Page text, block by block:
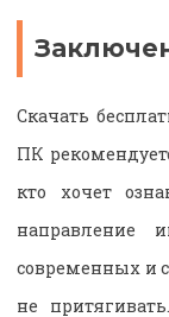
Скачать
ПК
кто хочет
направление
современных и
не